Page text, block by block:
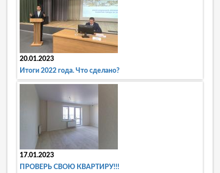
20.01.2023
Итоги 2022 года. Что сделано?
17.01.2023
ПРОВЕРЬ СВОЮ КВАРТИРУ!!!